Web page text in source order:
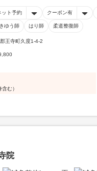
ット予約 クーポン有
きゆう師 はり師 柔道整復師
王寺町久度1-4-2
む）
院